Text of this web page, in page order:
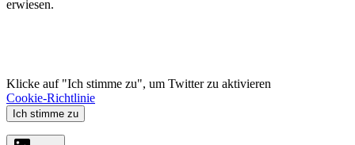
erwiesen.
Klicke auf "Ich stimme zu", um Twitter zu aktivieren
Cookie-Richtlinie
Ich stimme zu